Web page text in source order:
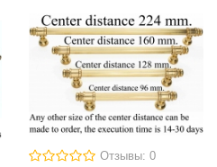
Отзывы: 0